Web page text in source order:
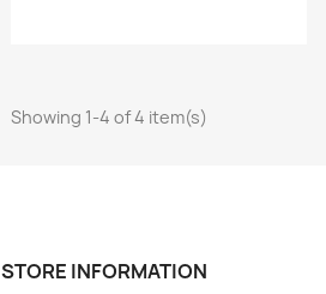
Showing 1-4 of 4 item(s)
STORE INFORMATION